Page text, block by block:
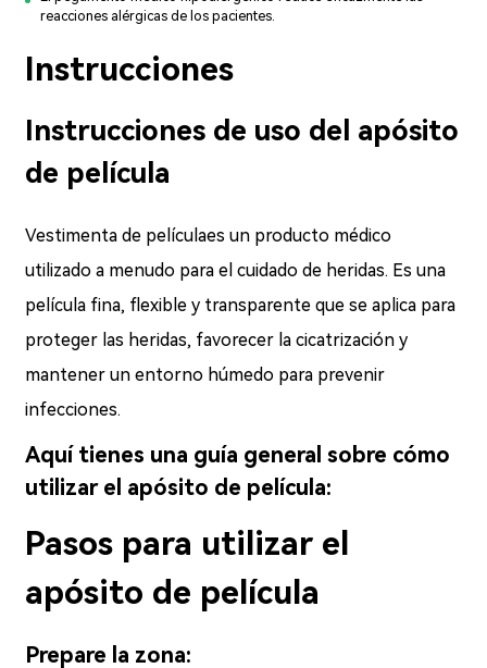
reacciones alérgicas de los pacientes.
Instrucciones
Instrucciones de uso del apósito
de película
Vestimenta de películaes un producto médico
utilizado a menudo para el cuidado de heridas. Es una
película fina, flexible y transparente que se aplica para
proteger las heridas, favorecer la cicatrización y
mantener un entorno húmedo para prevenir
infecciones.
Aquí tienes una guía general sobre cómo
utilizar el apósito de película:
Pasos para utilizar el
apósito de película
Prepare la zona: